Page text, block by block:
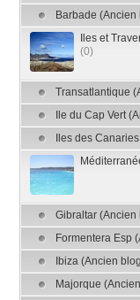
Barbade (Ancien
Iles et
(0)
Transatlantique
Ile du Cap Vert
Iles des
Gibraltar (Ancien
Formentera Esp
Ibiza (Ancien
Majorque